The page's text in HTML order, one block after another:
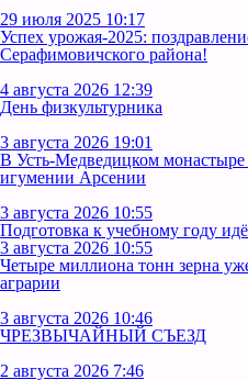
29 июля 2025 10:17
Успех урожая-2025:
Серафимовичского района!
4 августа 2026 12:39
День физкультурника
3 августа 2026 19:01
В Усть‑Медведицком
игумении Арсении
3 августа 2026 10:55
Подготовка к учебному году
3 августа 2026 10:55
Четыре миллиона тонн зерна
аграрии
3 августа 2026 10:46
ЧРЕЗВЫЧАЙНЫЙ СЪЕЗД
2 августа 2026 7:46